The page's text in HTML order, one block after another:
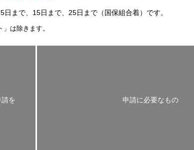
日まで、15日まで、25日まで（国保組合着）です。
は除きます。
を 申請に必要なもの